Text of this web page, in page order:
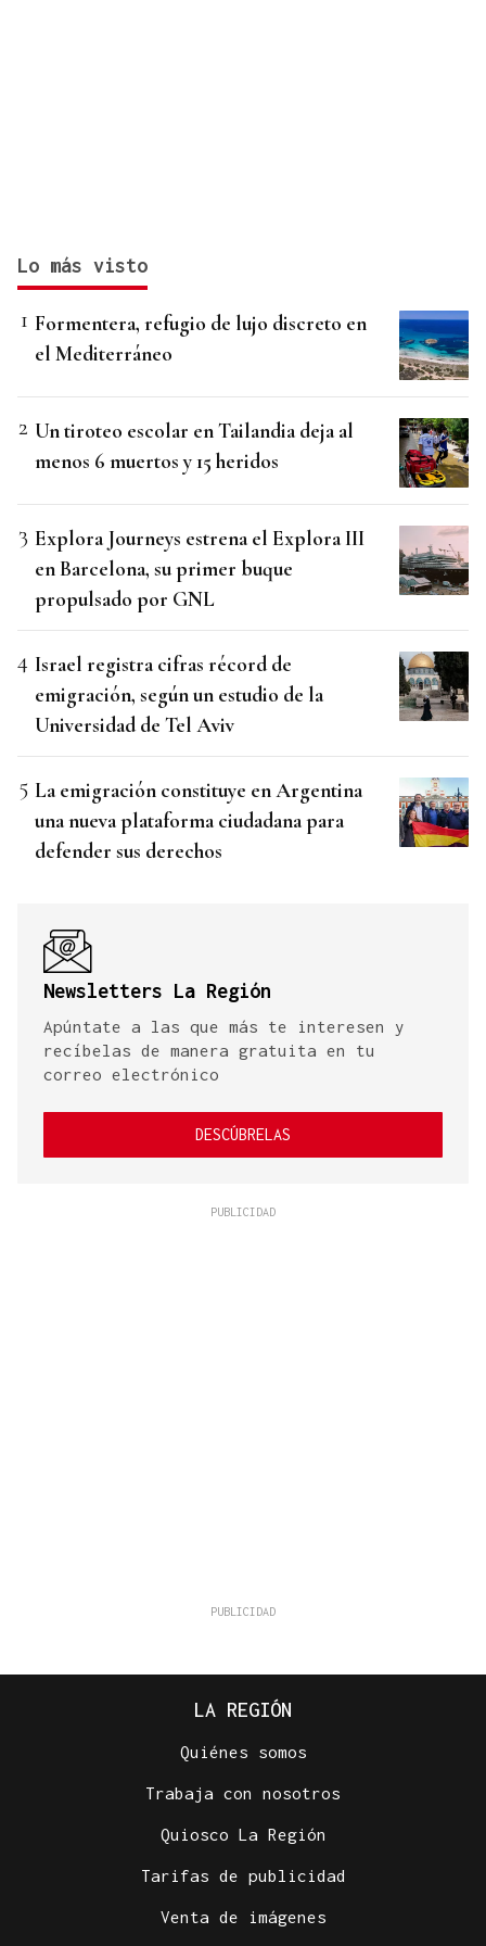
Lo más visto
Formentera, refugio de lujo discreto en
el Mediterráneo
Un tiroteo escolar en Tailandia deja al
menos 6 muertos y 15 heridos
Explora Journeys estrena el Explora III
en Barcelona, su primer buque
propulsado por GNL
Israel registra cifras récord de
emigración, según un estudio de la
Universidad de Tel Aviv
La emigración constituye en Argentina
una nueva plataforma ciudadana para
defender sus derechos
Newsletters La Región
Apúntate a las que más te interesen y
recíbelas de manera gratuita en tu
correo electrónico
DESCÚBRELAS
LA REGIÓN
Quiénes somos
Trabaja con nosotros
Quiosco La Región
Tarifas de publicidad
Venta de imágenes